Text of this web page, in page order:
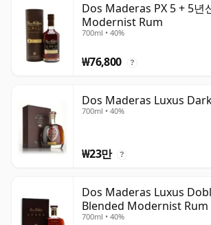
Dos Maderas PX 5 + 5년
Modernist Rum
700ml • 40%
₩76,800 ?
Dos Maderas Luxus
700ml • 40%
₩23만 ?
Dos Maderas Luxus
Blended Modernist Rum
700ml • 40%